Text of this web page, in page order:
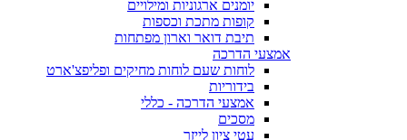
יומנים ארגוניות ומילויים
קופות מתכת וכספות
תיבת דואר וארון מפתחות
אמצעי הדרכה
לוחות שעם לוחות מחיקים ופליפצ'ארט
בידוריות
אמצעי הדרכה - כללי
מסכים
עטי ציון לייזר